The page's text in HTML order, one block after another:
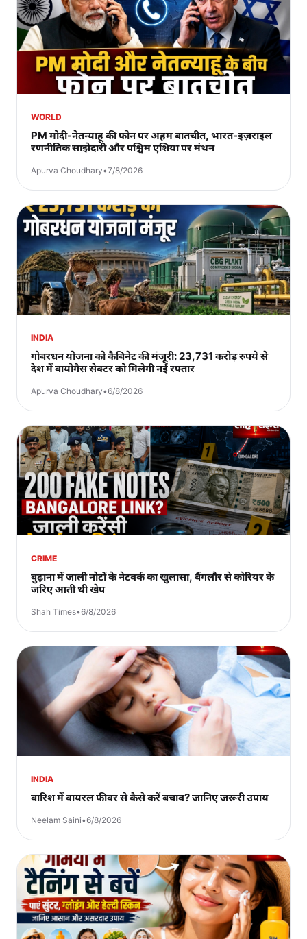
WORLD
PM मोदी-नेतन्याहू की फोन पर अहम बातचीत, भारत-इज़राइल
रणनीतिक साझेदारी और पश्चिम एशिया पर मंथन
Apurva Choudhary•7/8/2026
INDIA
गोबरधन योजना को कैबिनेट की मंजूरी: 23,731 करोड़ रुपये से
देश में बायोगैस सेक्टर को मिलेगी नई रफ्तार
Apurva Choudhary•6/8/2026
CRIME
बुढ़ाना में जाली नोटों के नेटवर्क का खुलासा, बैंगलौर से कोरियर के
जरिए आती थी खेप
Shah Times•6/8/2026
INDIA
बारिश में वायरल फीवर से कैसे करें बचाव? जानिए जरूरी उपाय
Neelam Saini•6/8/2026